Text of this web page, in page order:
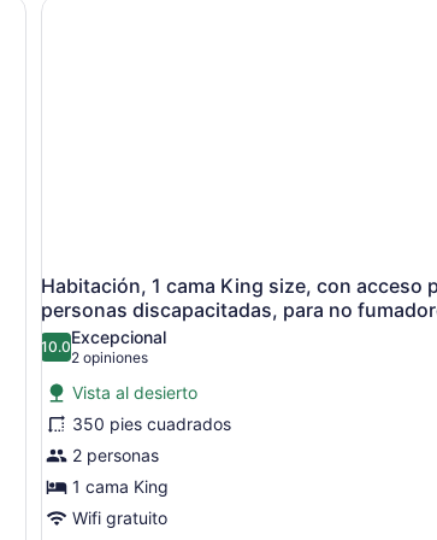
Habitación, 1 cama King size, con acceso
personas discapacitadas, para no
10.010.0 de 10
Excepcional
2 opiniones
(2
opiniones)
Vista al desierto
350 pies cuadrados
2 personas
1 cama King
Wifi gratuito